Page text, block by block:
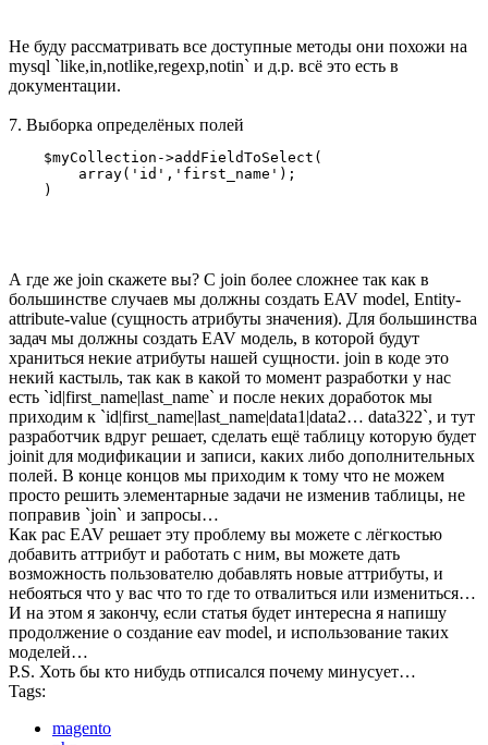
Не буду рассматривать все доступные методы они похожи на
mysql `like,in,notlike,regexp,notin` и д.р. всё это есть в
документации.
7. Выборка определёных полей
    $myCollection->addFieldToSelect(
        array('id','first_name');
А где же join скажете вы? С join более сложнее так как в
большинстве случаев мы должны создать EAV model, Entity-
attribute-value (сущность атрибуты значения). Для большинства
задач мы должны создать EAV модель, в которой будут
храниться некие атрибуты нашей сущности. join в коде это
некий кастыль, так как в какой то момент разработки у нас
есть `id|first_name|last_name` и после неких доработок мы
приходим к `id|first_name|last_name|data1|data2… data322`, и тут
разработчик вдруг решает, сделать ещё таблицу которую будет
joinit для модификации и записи, каких либо дополнительных
полей. В конце концов мы приходим к тому что не можем
просто решить элементарные задачи не изменив таблицы, не
поправив `join` и запросы…
Как рас EAV решает эту проблему вы можете с лёгкостью
добавить аттрибут и работать с ним, вы можете дать
возможность пользователю добавлять новые аттрибуты, и
небояться что у вас что то где то отвалиться или измениться…
И на этом я закончу, если статья будет интересна я напишу
продолжение о создание eav model, и использование таких
моделей…
P.S. Хоть бы кто нибудь отписался почему минусует…
Tags:
magento